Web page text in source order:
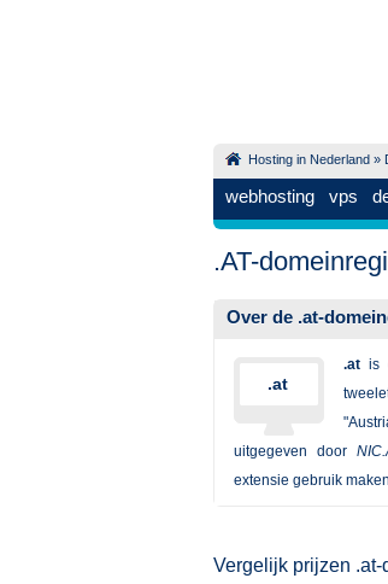
Hosting in Nederland »
webhosting vps
.AT-
Over de .at-
.at
.at is
uitgegeven door
extensie gebruik
Vergelijk prijzen